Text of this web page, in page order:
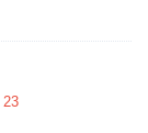
23